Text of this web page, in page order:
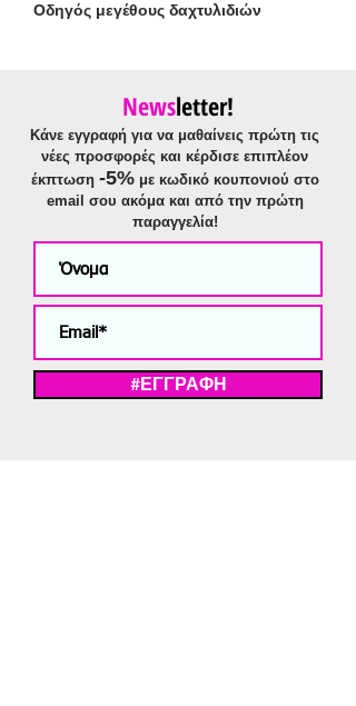
Οδηγός μεγέθους δαχτυλιδιών
Newsletter!
Κάνε εγγραφή για να μαθαίνεις πρώτη τις
νέες προσφορές και κέρδισε επιπλέον
έκπτωση -5%με κωδικό κουπονιού στο
email σου ακόμα και από την πρώτη
παραγγελία!
#ΕΓΓΡΑΦΗ